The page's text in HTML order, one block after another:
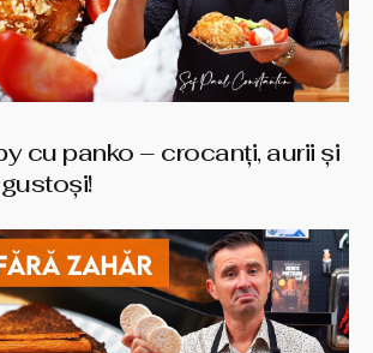
cu panko – crocanți, aurii și